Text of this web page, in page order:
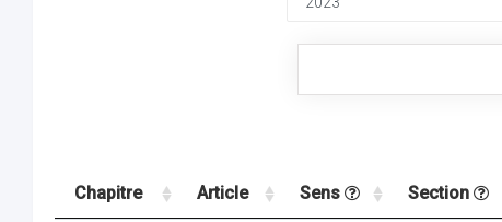
Chapitre Article Sens Section